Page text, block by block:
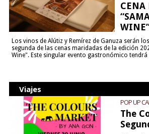
CENA
Los vinos de Alútiz y Remírez de Ganuza serán
segunda de las cenas maridadas de la edición
Wine". Este singular evento gastronómico tendrá
Viajes
POP UP
The